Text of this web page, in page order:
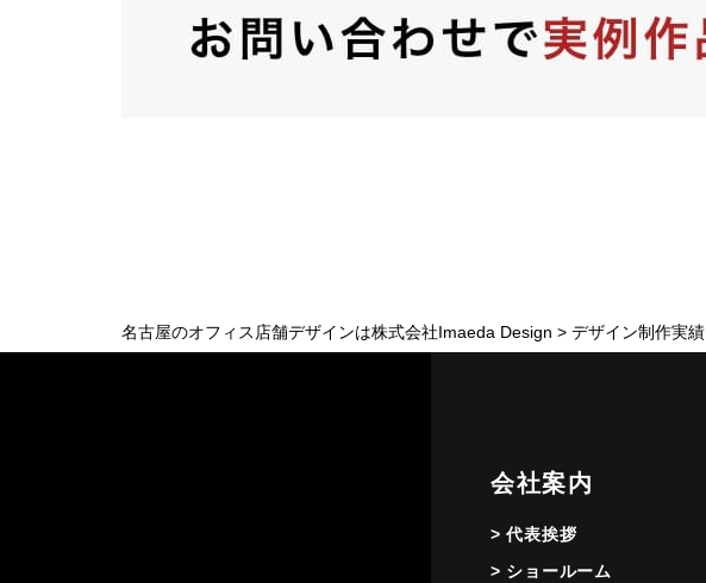
名古屋のオフィス店舗デザインは株式会社Imaeda Design > デザイン制作実績
会社案内
> 代表挨拶
> ショールーム